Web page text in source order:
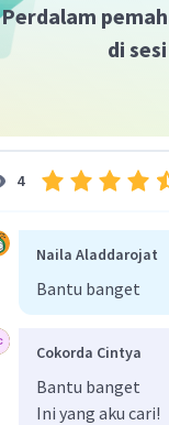
Perdalam
di
4
Naila Aladdarojat
Bantu banget
Cokorda Cintya
Bantu banget
Ini yang aku cari!